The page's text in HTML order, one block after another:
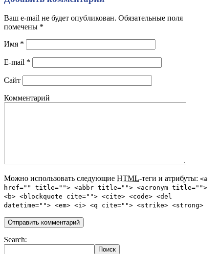
Ваш e-mail не будет опубликован. Обязательные поля
помечены *
Имя *
E-mail *
Сайт
Комментарий
Можно использовать следующие HTML-теги и атрибуты: <a
href="" title=""> <abbr title=""> <acronym title="">
<b> <blockquote cite=""> <cite> <code> <del
datetime=""> <em> <i> <q cite=""> <strike> <strong>
Search: